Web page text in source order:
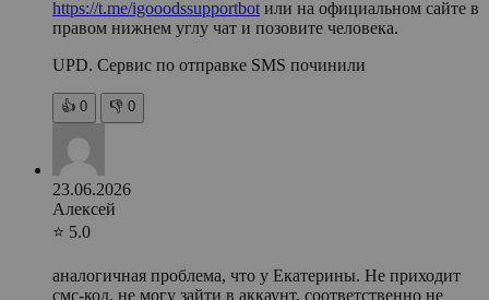
https://t.me/igooodssupportbot или на официальном сайте в
правом нижнем углу чат и позовите человека.
UPD. Сервис по отправке SMS починили
👍 0 👎 0
23.06.2026
Алексей
⭐ 5.0
аналогичная проблема, что у Екатерины. Не приходит
смс-код, не могу зайти в аккаунт, соответственно не